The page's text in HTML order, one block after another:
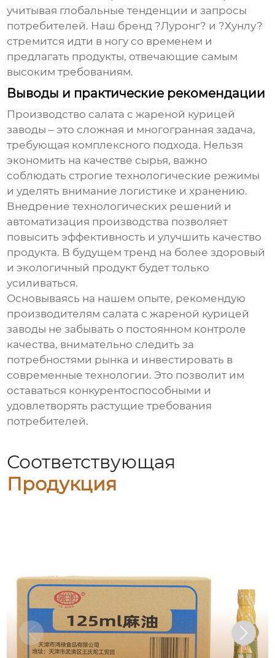
учитывая глобальные тенденции и запросы
потребителей. Наш бренд ?Луронг? и ?Хунлу?
стремится идти в ногу со временем и
предлагать продукты, отвечающие самым
высоким требованиям.
Выводы и практические рекомендации
Производство салата с жареной курицей
заводы – это сложная и многогранная задача,
требующая комплексного подхода. Нельзя
экономить на качестве сырья, важно
соблюдать строгие технологические режимы
и уделять внимание логистике и хранению.
Внедрение технологических решений и
автоматизация производства позволяет
повысить эффективность и улучшить качество
продукта. В будущем тренд на более здоровый
и экологичный продукт будет только
усиливаться.
Основываясь на нашем опыте, рекомендую
производителям салата с жареной курицей
заводы не забывать о постоянном контроле
качества, внимательно следить за
потребностями рынка и инвестировать в
современные технологии. Это позволит им
оставаться конкурентоспособными и
удовлетворять растущие требования
потребителей.
Соответствующая
Продукция